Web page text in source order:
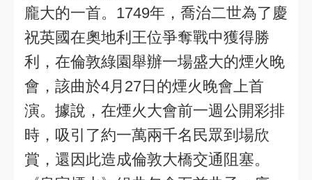
龐大的一首。1749年，喬治二世為了慶
祝英國在奧地利王位爭奪戰中獲得勝
利，在倫敦綠園舉辦一場盛大的煙火晚
會，該曲於4月27日的煙火晚會上首
演。據說，在煙火大會前一週公開彩排
時，吸引了約一萬兩千名民眾到場欣
賞，還因此造成倫敦大橋交通阻塞。